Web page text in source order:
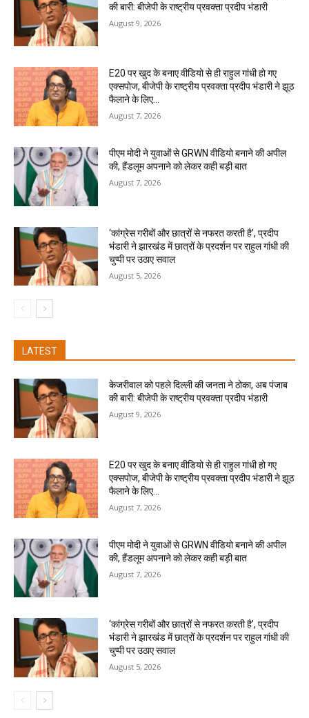
की बारी: बीजेपी के राष्ट्रीय प्रवक्ता प्रदीप भंडारी
August 9, 2026
E20 पर खुद के बनाए वीडियो से ही राहुल गांधी हो गए
एक्सपोज, बीजेपी के राष्ट्रीय प्रवक्ता प्रदीप भंडारी ने झूठ
फैलाने के लिए...
August 7, 2026
पीएम मोदी ने युवाओं से GRWN वीडियो बनाने की अपील
की, हैंडलूम अपनाने को लेकर कही बड़ी बात
August 7, 2026
‘कांग्रेस गरीबों और छात्रों से नफरत करती है’, प्रदीप
भंडारी ने झारखंड में छात्रों के प्रदर्शन पर राहुल गांधी की
चुप्पी पर उठाए सवाल
August 5, 2026
LATEST
केजरीवाल को पहले दिल्ली की जनता ने ठोका, अब पंजाब
की बारी: बीजेपी के राष्ट्रीय प्रवक्ता प्रदीप भंडारी
August 9, 2026
E20 पर खुद के बनाए वीडियो से ही राहुल गांधी हो गए
एक्सपोज, बीजेपी के राष्ट्रीय प्रवक्ता प्रदीप भंडारी ने झूठ
फैलाने के लिए...
August 7, 2026
पीएम मोदी ने युवाओं से GRWN वीडियो बनाने की अपील
की, हैंडलूम अपनाने को लेकर कही बड़ी बात
August 7, 2026
‘कांग्रेस गरीबों और छात्रों से नफरत करती है’, प्रदीप
भंडारी ने झारखंड में छात्रों के प्रदर्शन पर राहुल गांधी की
चुप्पी पर उठाए सवाल
August 5, 2026